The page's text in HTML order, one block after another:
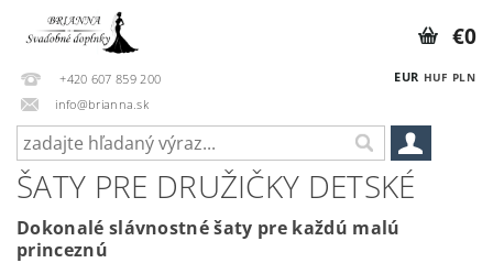
+420 607 859 200
info@brianna.sk
EUR HUF PLN
€0
ŠATY PRE DRUŽIČKY DETSKÉ
Dokonalé slávnostné šaty pre každú malú
princeznú